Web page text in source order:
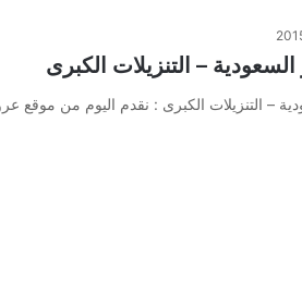
– التنزيلات الكبرى
– التنزيلات الكبرى : نقدم اليوم من موقع